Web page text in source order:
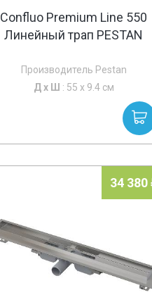
Confluo Premium Line 550
Линейный трап PESTAN
Производитель Pestan
Д х Ш : 55 x 9.4 см
34 380